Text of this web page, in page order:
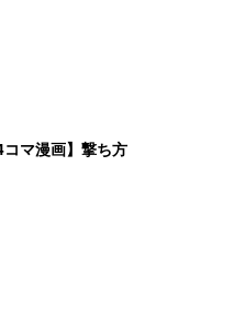
コマ漫画】撃ち方